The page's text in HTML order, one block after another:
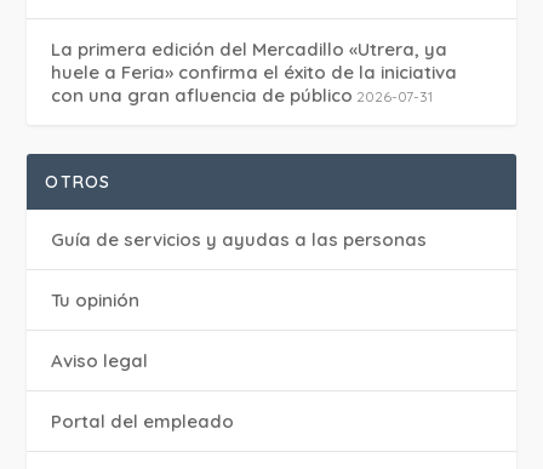
La primera edición del Mercadillo «Utrera, ya
huele a Feria» confirma el éxito de la iniciativa
con una gran afluencia de público 2026-07-31
OTROS
Guía de servicios y ayudas a las personas
Tu opinión
Aviso legal
Portal del empleado